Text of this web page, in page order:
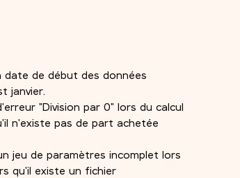
date de début des données
janvier.
"Division par 0" lors du calcul
n'existe pas de part achetée
jeu de paramètres incomplet lors
qu'il existe un fichier